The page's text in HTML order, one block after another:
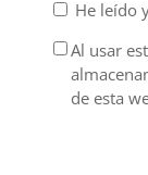
He leído
Al usar
de esta